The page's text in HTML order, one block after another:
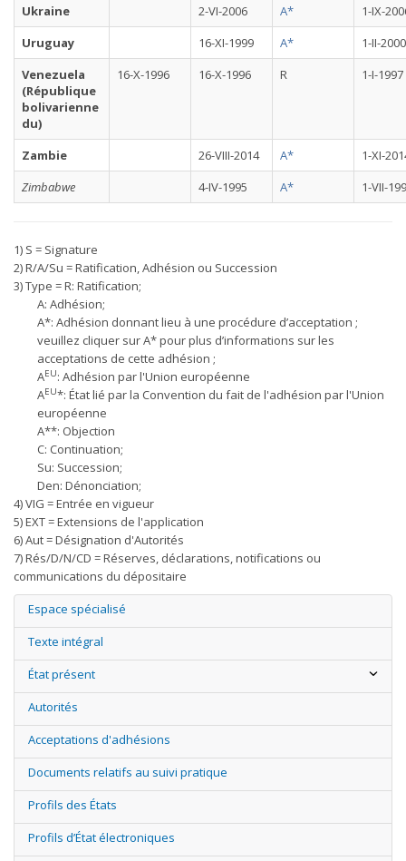
Ukraine
2-VI-2006 A*
1-IX-
Uruguay
16-XI-1999 A*
1-II-2000
Venezuela
(République
bolivarienne
du)
16-X-1996 16-X-1996 R 1-I-1997
Zambie 26-VIII-2014 A*
1-XI-
Zimbabwe
4-IV-1995 A* 1-VII-
1) S = Signature
2) R/A/Su = Ratification, Adhésion ou Succession
3) Type = R: Ratification;
A: Adhésion;
A*: Adhésion donnant lieu à une procédure d’acceptation ;
veuillez cliquer sur A* pour plus d’informations sur les
acceptations de cette adhésion ;
AEU: Adhésion par l'Union européenne
AEU*: État lié par la Convention du fait de l'adhésion par l'Union
européenne
A**: Objection
C: Continuation;
Su: Succession;
Den: Dénonciation;
4) VIG = Entrée en vigueur
5) EXT = Extensions de l'application
6) Aut = Désignation d'Autorités
7) Rés/D/N/CD = Réserves, déclarations, notifications ou
communications du dépositaire
Espace spécialisé
Texte intégral
État présent
Autorités
Acceptations d'adhésions
Documents relatifs au suivi pratique
Profils des États
Profils d’État électroniques